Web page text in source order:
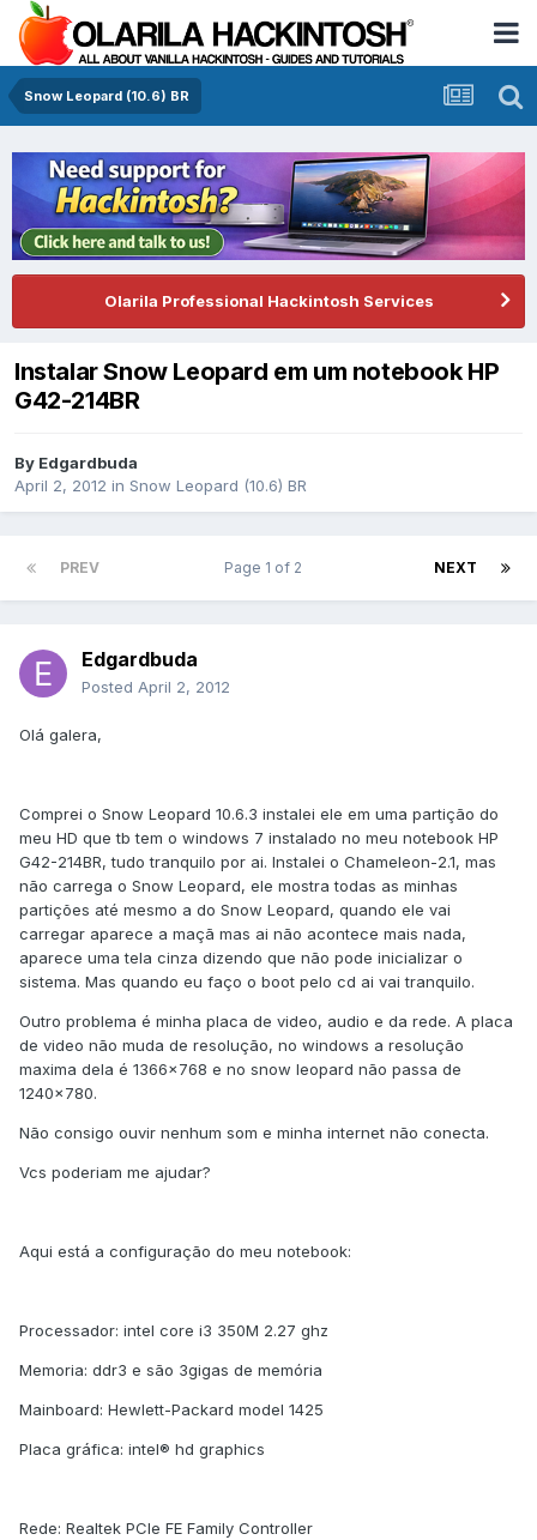
Snow Leopard (10.6) BR
Olarila Professional Hackintosh Services
Instalar Snow Leopard em um notebook HP
G42-214BR
By Edgardbuda
April 2, 2012 in Snow Leopard (10.6) BR
PREV NEXT
Page 1 of 2
Edgardbuda
Posted April 2, 2012
Olá galera,
Comprei o Snow Leopard 10.6.3 instalei ele em uma partição do
meu HD que tb tem o windows 7 instalado no meu notebook HP
G42-214BR, tudo tranquilo por ai. Instalei o Chameleon-2.1, mas
não carrega o Snow Leopard, ele mostra todas as minhas
partições até mesmo a do Snow Leopard, quando ele vai
carregar aparece a maçã mas ai não acontece mais nada,
aparece uma tela cinza dizendo que não pode inicializar o
sistema. Mas quando eu faço o boot pelo cd ai vai tranquilo.
Outro problema é minha placa de video, audio e da rede. A placa
de video não muda de resolução, no windows a resolução
maxima dela é 1366x768 e no snow leopard não passa de
1240x780.
Não consigo ouvir nenhum som e minha internet não conecta.
Vcs poderiam me ajudar?
Aqui está a configuração do meu notebook:
Processador: intel core i3 350M 2.27 ghz
Memoria: ddr3 e são 3gigas de memória
Mainboard: Hewlett-Packard model 1425
Placa gráfica: intel® hd graphics
Rede: Realtek PCIe FE Family Controller